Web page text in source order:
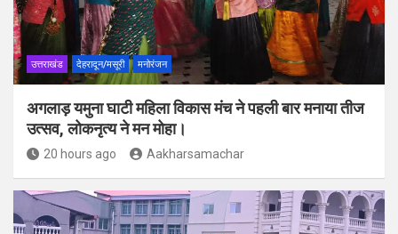
उत्तराखंड देहरादून/मसूरी मनोरंजन
अगलाड़ यमुना घाटी महिला विकास मंच ने पहली बार मनाया तीज
उत्सव, लोकनृत्य ने मन मोहा।
20 hours ago Aakharsamachar